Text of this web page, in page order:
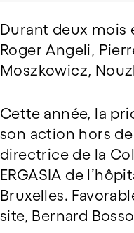
Durant deux mois
Roger Angeli,
Moszkowicz,
Cette année, la
son action hors
directrice de la
ERGASIA de
Bruxelles.
site, Bernard